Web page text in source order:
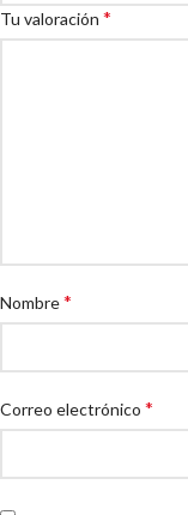
Tu valoración *
Nombre*
Correo electrónico *